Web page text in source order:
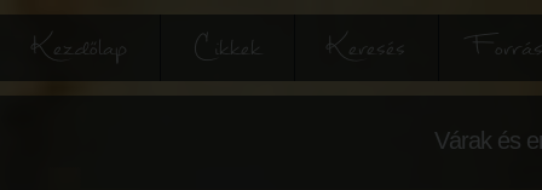
Kezdőlap Cikkek Keresés
Várak és